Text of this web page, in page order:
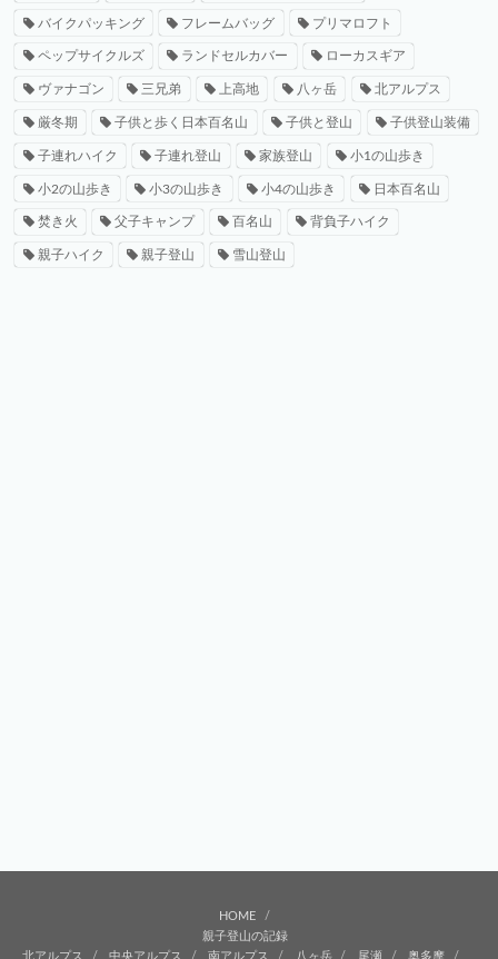
バイクパッキング フレームバッグ プリマロフト
ペップサイクルズ ランドセルカバー ローカスギア
ヴァナゴン 三兄弟 上高地 八ヶ岳 北アルプス
厳冬期 子供と歩く日本百名山 子供と登山 子供登山装備
子連れハイク 子連れ登山 家族登山 小1の山歩き
小2の山歩き 小3の山歩き 小4の山歩き 日本百名山
焚き火 父子キャンプ 百名山 背負子ハイク
親子ハイク 親子登山 雪山登山
HOME
親子登山の記録
北アルプス
中央アルプス 南アルプス 八ヶ岳 尾瀬 奥多摩